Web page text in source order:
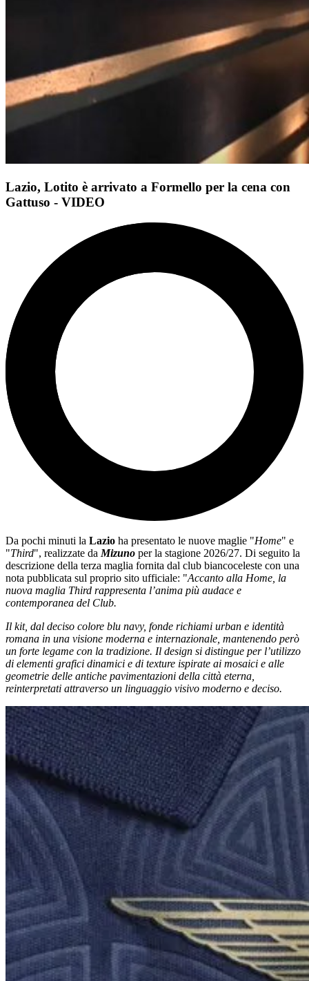
Lazio, Lotito è arrivato a Formello per la cena con
Gattuso - VIDEO
Da pochi minuti la Lazio ha presentato le nuove maglie "Home" e
"Third", realizzate da Mizuno per la stagione 2026/27. Di seguito la
descrizione della terza maglia fornita dal club biancoceleste con una
nota pubblicata sul proprio sito ufficiale: "Accanto alla Home, la
nuova maglia Third rappresenta l’anima più audace e
contemporanea del Club.
Il kit, dal deciso colore blu navy, fonde richiami urban e identità
romana in una visione moderna e internazionale, mantenendo però
un forte legame con la tradizione. Il design si distingue per l’utilizzo
di elementi grafici dinamici e di texture ispirate ai mosaici e alle
geometrie delle antiche pavimentazioni della città eterna,
reinterpretati attraverso un linguaggio visivo moderno e deciso.